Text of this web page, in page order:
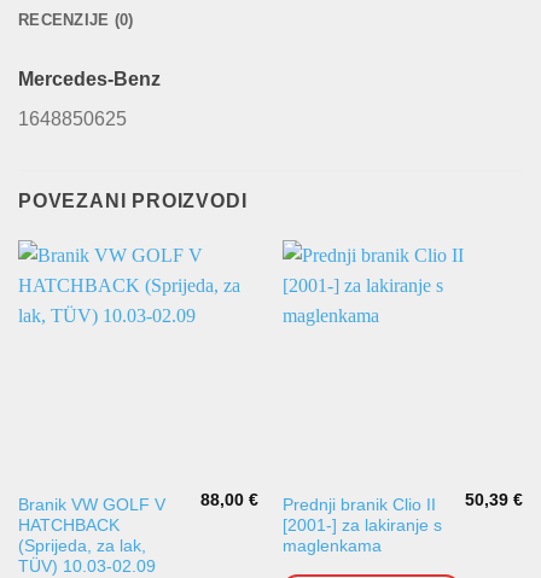
RECENZIJE (0)
Mercedes-Benz
1648850625
POVEZANI PROIZVODI
Branik VW GOLF V
HATCHBACK
(Sprijeda, za lak,
TÜV) 10.03-02.09
88,00€
Prednji branik Clio II
[2001-] za lakiranje s
maglenkama
50,39€